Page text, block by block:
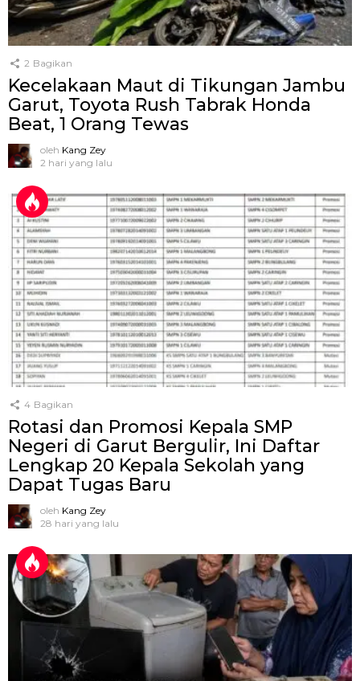
2 Bagikan
Kecelakaan Maut di Tikungan Jambu
Garut, Toyota Rush Tabrak Honda
Beat, 1 Orang Tewas
oleh Kang Zey
2 hari yang lalu
4 Bagikan
Rotasi dan Promosi Kepala SMP
Negeri di Garut Bergulir, Ini Daftar
Lengkap 20 Kepala Sekolah yang
Dapat Tugas Baru
oleh Kang Zey
28 hari yang lalu